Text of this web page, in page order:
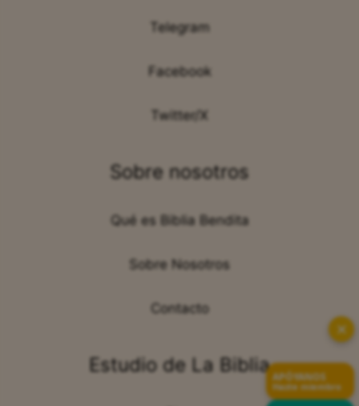
Telegram
Facebook
Twitter/X
Sobre nosotros
Qué es Biblia Bendita
Sobre Nosotros
Contacto
Estudio de La Biblia
✕
APÓYANOS
Hazte miembro